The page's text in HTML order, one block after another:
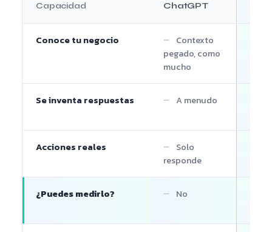
Capacidad
ChatGPT
Conoce tu negocio
Contexto
pegado, como
mucho
Se inventa respuestas A menudo
Acciones reales
Solo
responde
¿Puedes medirlo? No